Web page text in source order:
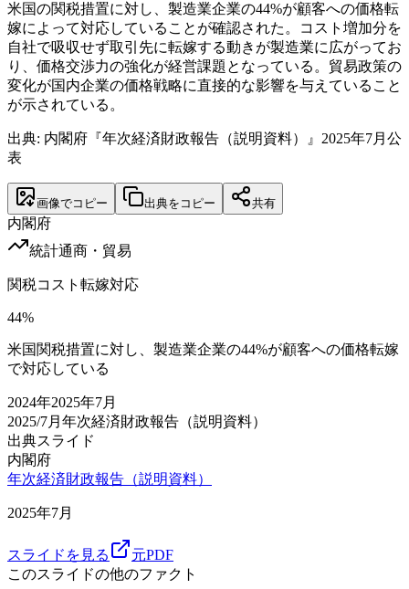
米国の関税措置に対し、製造業企業の44%が顧客への価格転
嫁によって対応していることが確認された。コスト増加分を
自社で吸収せず取引先に転嫁する動きが製造業に広がってお
り、価格交渉力の強化が経営課題となっている。貿易政策の
変化が国内企業の価格戦略に直接的な影響を与えていること
が示されている。
出典: 内閣府『年次経済財政報告（説明資料）』2025年7月公
表
画像でコピー 出典をコピー 共有
内閣府
統計通商・貿易
関税コスト転嫁対応
44%
米国関税措置に対し、製造業企業の44%が顧客への価格転嫁
で対応している
2024年2025年7月
2025/7月 年次経済財政報告（説明資料）
出典スライド
内閣府
年次経済財政報告（説明資料）
2025年7月
スライドを見る
元PDF
このスライドの他のファクト